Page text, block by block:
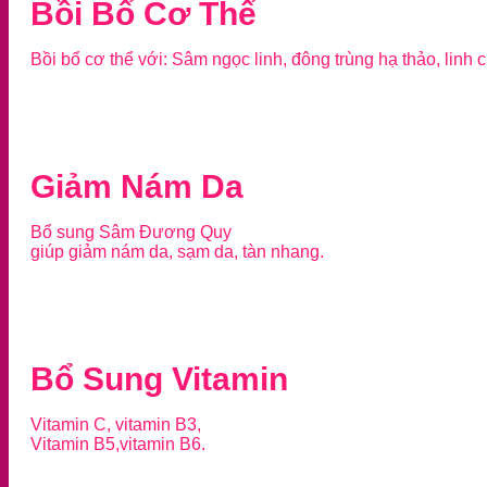
Bồi Bổ Cơ Thể
Bồi bổ cơ thể với: Sâm ngọc linh, đông trùng hạ thảo, linh
Giảm Nám Da
Bổ sung Sâm Đương Quy
giúp giảm nám da, sạm da, tàn nhang.
Bổ Sung Vitamin
Vitamin C, vitamin B3,
Vitamin B5,vitamin B6.